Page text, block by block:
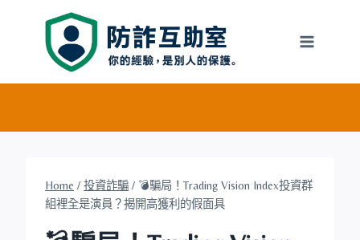
Home / 投資詐騙 / 💣騙局！Trading Vision Index投資群
組裡全是演員？揭開高獲利的假面具